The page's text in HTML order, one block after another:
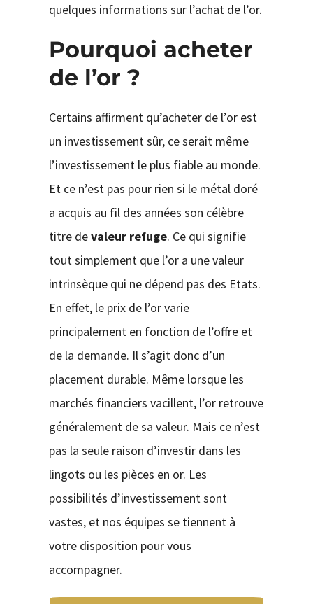
quelques informations sur l’achat de l’or.
Pourquoi acheter
de l’or ?
Certains affirment qu’acheter de l’or est
un investissement sûr, ce serait même
l’investissement le plus fiable au monde.
Et ce n’est pas pour rien si le métal doré
a acquis au fil des années son célèbre
titre devaleur refuge. Ce qui signifie
tout simplement que l’or a une valeur
intrinsèque qui ne dépend pas des Etats.
En effet, le prix de l’or varie
principalement en fonction de l’offre et
de la demande. Il s’agit donc d’un
placement durable. Même lorsque les
marchés financiers vacillent, l’or retrouve
généralement de sa valeur. Mais ce n’est
pas la seule raison d’investir dans les
lingots ou les pièces en or. Les
possibilités d’investissement sont
vastes, et nos équipes se tiennent à
votre disposition pour vous
accompagner.